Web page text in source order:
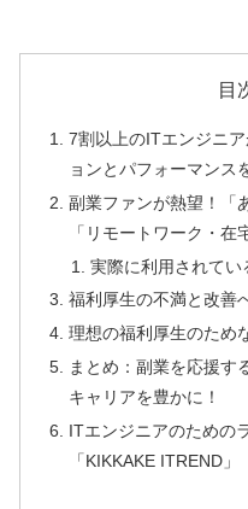
目
7割以上のITエンジニ
ョンとパフォーマンス
副業ファンが熱望！「
「リモートワーク・在
実際に利用されてい
福利厚生の不満と改善
理想の福利厚生のため
まとめ：副業を応援す
キャリアを豊かに！
ITエンジニアのための
「KIKKAKE ITREND」